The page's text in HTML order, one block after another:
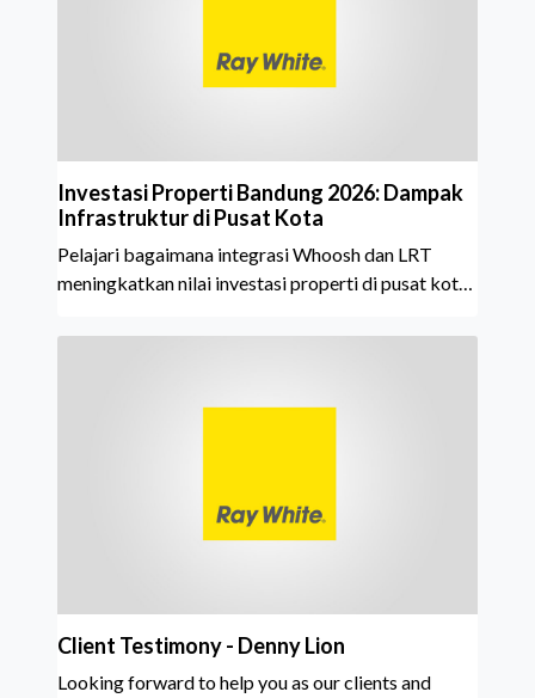
Investasi Properti Bandung 2026: Dampak
Infrastruktur di Pusat Kota
Pelajari bagaimana integrasi Whoosh dan LRT
meningkatkan nilai investasi properti di pusat kota
dari Ray White CBD Bandung di sini.
Client Testimony - Denny Lion
Looking forward to help you as our clients and